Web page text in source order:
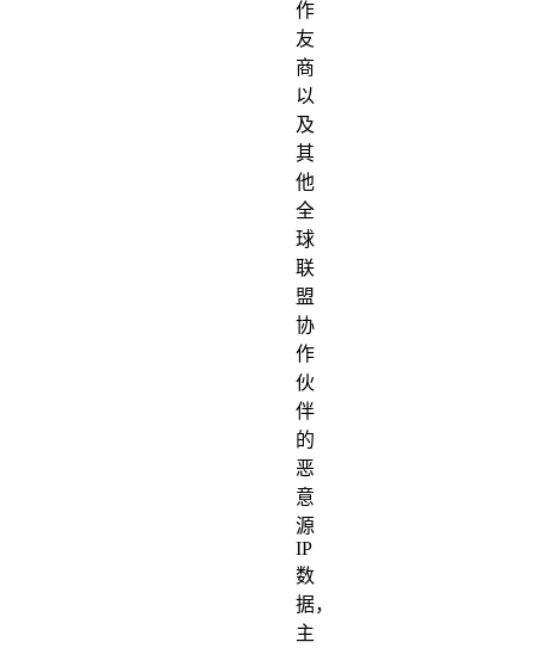
作
友
商
以
及
其
他
全
球
联
盟
协
作
伙
伴
的
恶
意
源
IP
数
据，
主